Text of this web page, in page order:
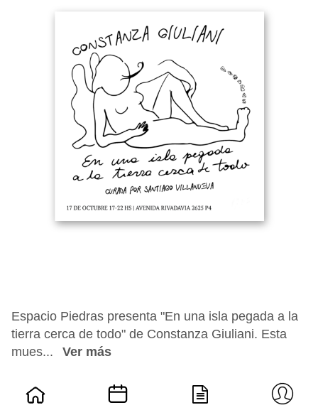
Espacio Piedras presenta "En una isla pegada a la
tierra cerca de todo" de Constanza Giuliani. Esta
mues...
Ver más